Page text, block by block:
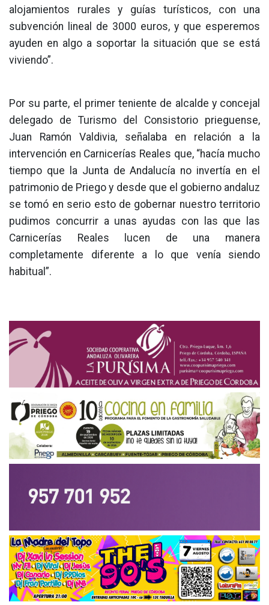
alojamientos rurales y guías turísticos, con una
subvención lineal de 3000 euros, y que esperemos
ayuden en algo a soportar la situación que se está
viviendo”.
Por su parte, el primer teniente de alcalde y concejal
delegado de Turismo del Consistorio prieguense,
Juan Ramón Valdivia, señalaba en relación a la
intervención en Carnicerías Reales que, “hacía mucho
tiempo que la Junta de Andalucía no invertía en el
patrimonio de Priego y desde que el gobierno andaluz
se tomó en serio esto de gobernar nuestro territorio
pudimos concurrir a unas ayudas con las que las
Carnicerías Reales lucen de una manera
completamente diferente a lo que venía siendo
habitual”.